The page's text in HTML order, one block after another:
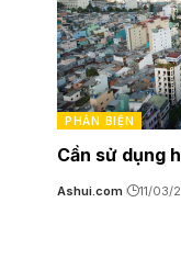
PHẢN BIỆN
Cần sử dụng
Ashui.com 11/03/